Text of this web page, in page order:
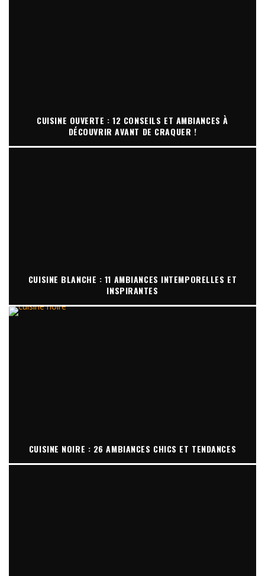
CUISINE OUVERTE : 12 CONSEILS ET AMBIANCES À
DÉCOUVRIR AVANT DE CRAQUER !
CUISINE BLANCHE : 11 AMBIANCES INTEMPORELLES ET
INSPIRANTES
CUISINE NOIRE : 26 AMBIANCES CHICS ET TENDANCES